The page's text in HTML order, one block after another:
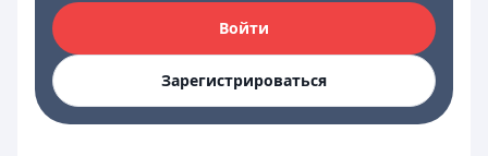
Войти
Зарегистрироваться